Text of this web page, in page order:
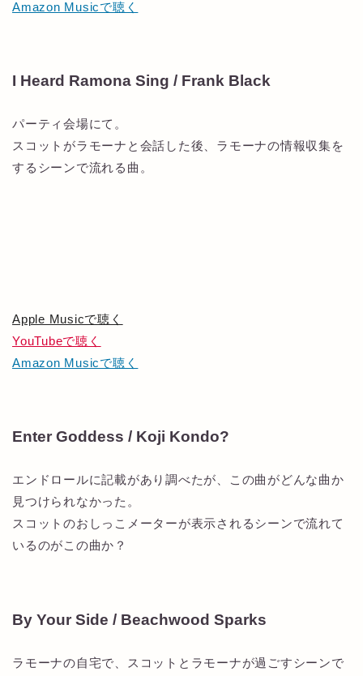
Amazon Musicで聴く
I Heard Ramona Sing / Frank Black
パーティ会場にて。
スコットがラモーナと会話した後、ラモーナの情報収集を
するシーンで流れる曲。
Apple Musicで聴く
YouTubeで聴く
Amazon Musicで聴く
Enter Goddess / Koji Kondo?
エンドロールに記載があり調べたが、この曲がどんな曲か
見つけられなかった。
スコットのおしっこメーターが表示されるシーンで流れて
いるのがこの曲か？
By Your Side / Beachwood Sparks
ラモーナの自宅で、スコットとラモーナが過ごすシーンで